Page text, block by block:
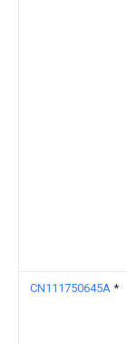
CN111750645A *